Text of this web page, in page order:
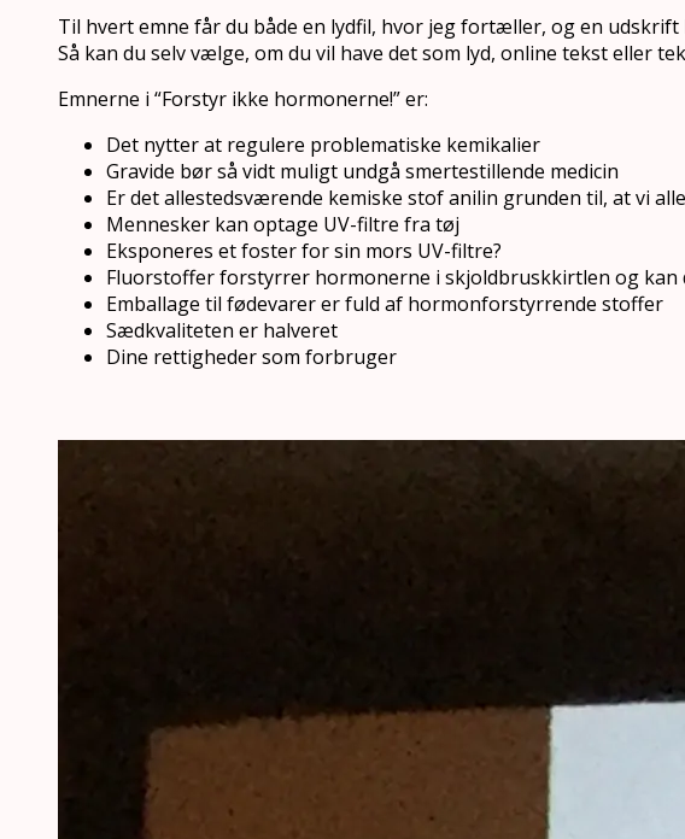
Til hvert emne får du både en lydfil, hvor jeg fortæller, og en udskrift
Så kan du selv vælge, om du vil have det som lyd, online tekst eller
Emnerne i “Forstyr ikke hormonerne!” er:
Det nytter at regulere problematiske kemikalier
Gravide bør så vidt muligt undgå smertestillende medicin
Er det allestedsværende kemiske stof anilin grunden til, at vi
Mennesker kan optage UV-filtre fra tøj
Eksponeres et foster for sin mors UV-filtre?
Fluorstoffer forstyrrer hormonerne i skjoldbruskkirtlen og
Emballage til fødevarer er fuld af hormonforstyrrende stoffer
Sædkvaliteten er halveret
Dine rettigheder som forbruger